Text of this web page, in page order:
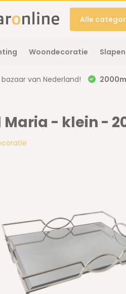
Alle
Woondecoratie Slapen
van Nederland!
- klein -